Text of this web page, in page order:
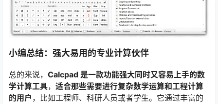
小编总结：强大易用的专业计算伙伴
总的来说， Calcpad 是一款功能强大同时又容易上手的数
学计算工具， 适合那些需要进行复杂数学运算和工程计算
的用户 ，比如工程师、科研人员或者学生。它通过丰富的